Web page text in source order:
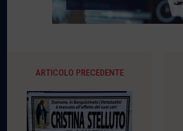
ARTICOLO PRECEDENTE